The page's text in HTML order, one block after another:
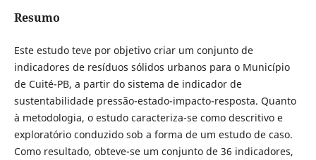
Resumo
Este estudo teve por objetivo criar um conjunto de
indicadores de resíduos sólidos urbanos para o Município
de Cuité-PB, a partir do sistema de indicador de
sustentabilidade pressão-estado-impacto-resposta. Quanto
à metodologia, o estudo caracteriza-se como descritivo e
exploratório conduzido sob a forma de um estudo de caso.
Como resultado, obteve-se um conjunto de 36 indicadores,